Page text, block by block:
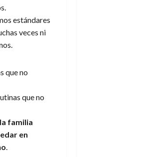
estándares
veces ni
que no
que no
la familia
en